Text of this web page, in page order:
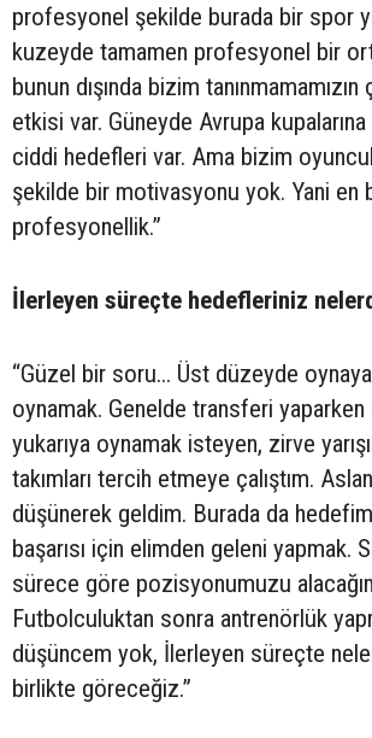
profesyonel şekilde burada bir spor
kuzeyde tamamen profesyonel bir
bunun dışında bizim
etkisi var. Güneyde Avrupa kupalarına
ciddi hedefleri var. Ama bizim
şekilde bir motivasyonu yok. Yani en
profesyonellik.”
İlerleyen süreçte hedefleriniz
“Güzel bir soru... Üst düzeyde
oynamak. Genelde transferi
yukarıya oynamak isteyen, zirve
takımları tercih etmeye çalıştım.
düşünerek geldim. Burada da
başarısı için elimden geleni yapmak.
sürece göre pozisyonumuzu
Futbolculuktan sonra antrenörlük
düşüncem yok, İlerleyen süreçte
birlikte göreceğiz.”